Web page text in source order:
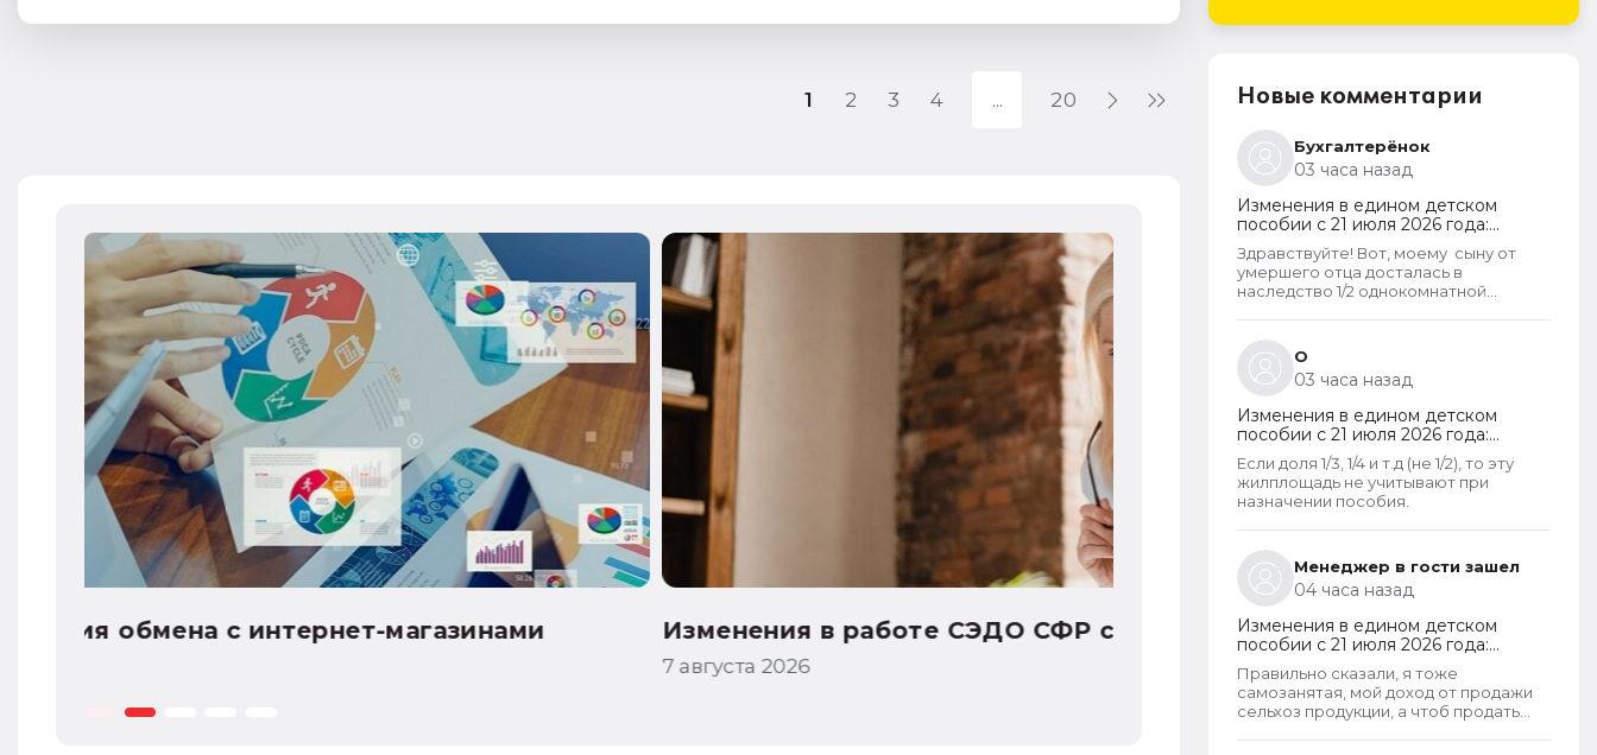
1 2 3 4 20
Изменения в работе СЭДО СФР с 31 августа 2026 года
Интересное в 1С:УНФ: 1С:Share
Новые комментарии
Бухгалтерёнок
03 часа назад
Изменения в едином детском
пособии с 21 июля 2026 года:
пересмотр правила нулевого
дохода и новый порядок
оформления пособий по месту
пребывания
Здравствуйте! Вот, моему сыну от
умершего отца досталась в
наследство 1/2 однокомнатной
Отказ пришёл сразу. Несправедливо,
что унаследованные доли наследства
играют роль.
О
03 часа назад
Изменения в едином детском
пособии с 21 июля 2026 года:
пересмотр правила нулевого
дохода и новый порядок
оформления пособий по месту
пребывания
Если доля 1/3, 1/4 и т.д (не 1/2), то эту
жилплощадь не учитывают при
назначении пособия.
Менеджер в гости зашел
04 часа назад
Изменения в едином детском
пособии с 21 июля 2026 года:
пересмотр правила нулевого
дохода и новый порядок
оформления пособий по месту
пребывания
Правильно сказали, я тоже
самозанятая, мой доход от продажи
сельхоз продукции, а чтоб продать